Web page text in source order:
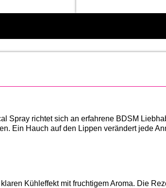
Spray richtet sich an erfahrene BDSM
Ein Hauch auf den Lippen verändert jede
Kühleffekt mit fruchtigem Aroma. Die